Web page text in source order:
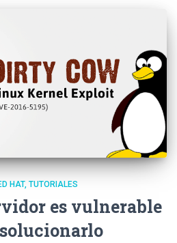
HAT TUTORIALES
es vulnerable